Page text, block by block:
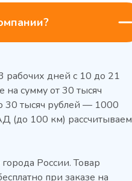
стол Polair
G
1050421d
рабочих дней с 10 до 21
на сумму от 30 тысяч
30 тысяч рублей — 1000
(до 100 км) рассчитываем
России. Товар
при заказе на